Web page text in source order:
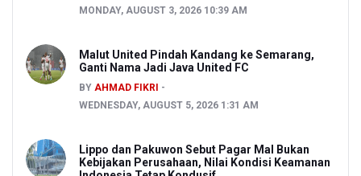
MONDAY, AUGUST 3, 2026 10:39 AM
Malut United Pindah Kandang ke Semarang,
Ganti Nama Jadi Java United FC
BY AHMAD FIKRI
WEDNESDAY, AUGUST 5, 2026 1:31 AM
Lippo dan Pakuwon Sebut Pagar Mal Bukan
Kebijakan Perusahaan, Nilai Kondisi Keamanan